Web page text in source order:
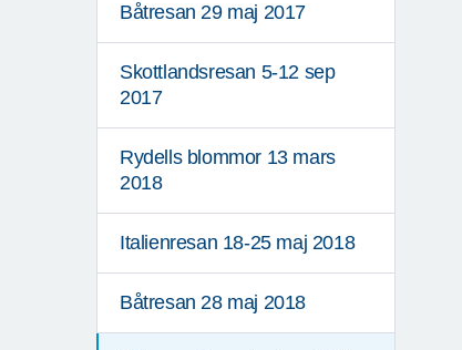
Båtresan 29 maj 2017
Skottlandsresan 5-12 sep
2017
Rydells blommor 13 mars
2018
Italienresan 18-25 maj 2018
Båtresan 28 maj 2018